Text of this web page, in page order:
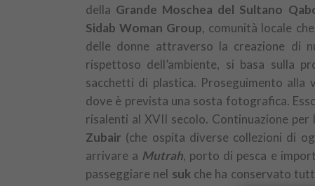
della Grande Moschea del Sultano
Sidab Woman Group, comunità locale
delle donne attraverso la creazione di
rispettoso dell’ambiente, si basa sulla
sacchetti di plastica. Proseguimento alla
dove è prevista una sosta fotografica.
risalenti al XVII secolo. Continuazione
Zubair (che ospita diverse collezioni di
arrivare a Mutrah, porto di pesca e
passeggiare nel sukche ha conservato